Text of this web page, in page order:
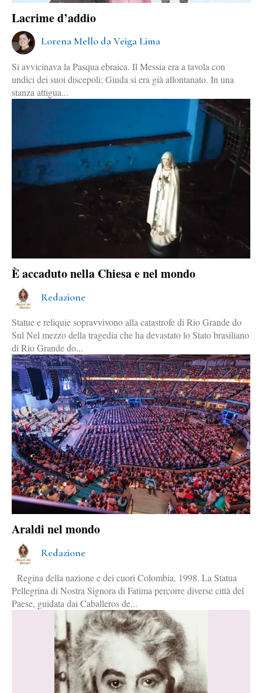
Lacrime d’addio
Lorena Mello da Veiga Lima
Si avvicinava la Pasqua ebraica. Il Messia era a tavola con
undici dei suoi discepoli; Giuda si era già allontanato. In una
stanza attigua...
È accaduto nella Chiesa e nel mondo
Redazione
Statue e reliquie sopravvivono alla catastrofe di Rio Grande do
Sul Nel mezzo della tragedia che ha devastato lo Stato brasiliano
di Rio Grande do...
Araldi nel mondo
Redazione
Regina della nazione e dei cuori Colombia, 1998. La Statua
Pellegrina di Nostra Signora di Fatima percorre diverse città del
Paese, guidata dai Caballeros de...